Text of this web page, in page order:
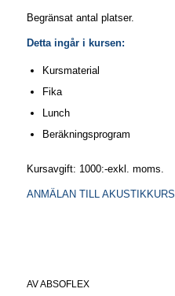
Begränsat antal platser.
Detta ingår i kursen:
Kursmaterial
Fika
Lunch
Beräkningsprogram
Kursavgift: 1000:-exkl. moms.
ANMÄLAN TILL AKUSTIKKURS
AVABSOFLEX